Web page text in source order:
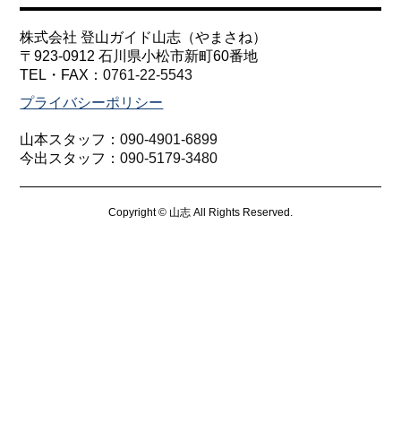
株式会社 登山ガイド山志（やまさね）
〒923-0912 石川県小松市新町60番地
TEL・FAX：0761-22-5543
プライバシーポリシー
山本スタッフ：090-4901-6899
今出スタッフ：090-5179-3480
Copyright © 山志 All Rights Reserved.